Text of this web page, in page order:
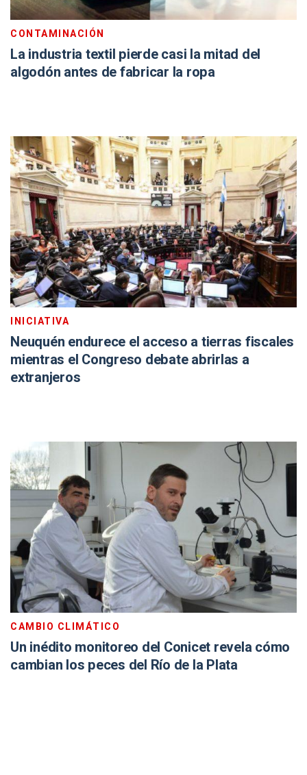
CONTAMINACIÓN
La industria textil pierde casi la mitad del
algodón antes de fabricar la ropa
INICIATIVA
Neuquén endurece el acceso a tierras fiscales
mientras el Congreso debate abrirlas a
extranjeros
CAMBIO CLIMÁTICO
Un inédito monitoreo del Conicet revela cómo
cambian los peces del Río de la Plata